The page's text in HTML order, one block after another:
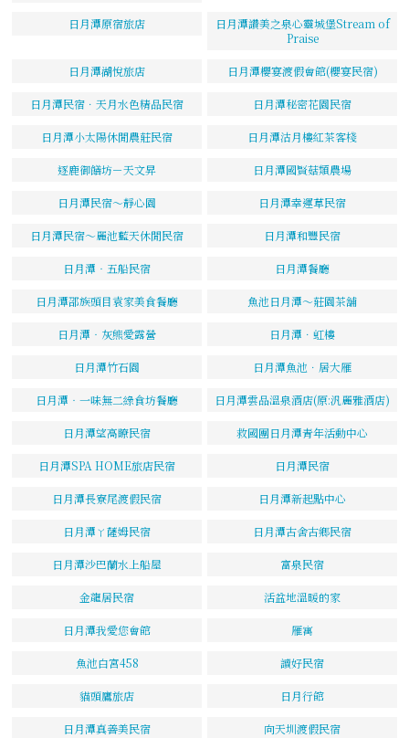
日月潭原宿旅店
日月潭讚美之泉心靈城堡Stream of
Praise
日月潭湖悅旅店 日月潭櫻宴渡假會館(櫻宴民宿)
日月潭民宿．天月水色精品民宿 日月潭秘密花園民宿
日月潭小太陽休閒農莊民宿 日月潭沽月樓紅茶客棧
逐鹿御饍坊－天文昇 日月潭國賢菇類農場
日月潭民宿～靜心園 日月潭幸運草民宿
日月潭民宿～麗池藍天休閒民宿 日月潭和豐民宿
日月潭‧五船民宿 日月潭餐廳
日月潭邵族頭目袁家美食餐廳 魚池日月潭～莊園茶舖
日月潭‧灰熊愛露營 日月潭．虹樓
日月潭竹石園 日月潭魚池．居大雁
日月潭‧一味無二綠食坊餐廳 日月潭雲品溫泉酒店(原:汎麗雅酒店)
日月潭望高瞭民宿 救國團日月潭青年活動中心
日月潭SPA HOME旅店民宿 日月潭民宿
日月潭長寮尾渡假民宿 日月潭新起點中心
日月潭ㄚ薩姆民宿 日月潭古舍古鄉民宿
日月潭沙巴蘭水上船屋 富泉民宿
金龍居民宿 活盆地溫暖的家
日月潭我愛您會館 雁寓
魚池白宮458 讀好民宿
貓頭鷹旅店 日月行館
日月潭真善美民宿 向天圳渡假民宿